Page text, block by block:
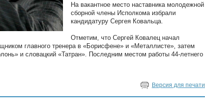
На вакантное место наставника молодежной
сборной члены Исполкома избрали
кандидатуру Сергея Ковальца.
Отметим, что Сергей Ковалец начал
главного тренера в «Борисфене» и «Металлисте», затем
и словацкий «Татран». Последним местом работы 44-летнего
Версия для печати